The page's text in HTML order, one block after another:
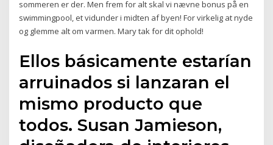
sommeren er der. Men frem for alt skal vi nævne bonus på en
swimmingpool, et vidunder i midten af byen! For virkelig at nyde
og glemme alt om varmen. Mary tak for dit ophold!
Ellos básicamente estarían
arruinados si lanzaran el
mismo producto que
todos. Susan Jamieson,